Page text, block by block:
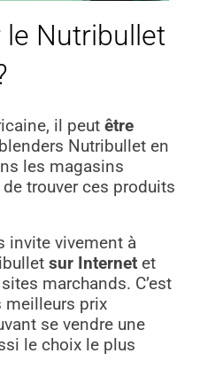
le Nutribullet
il peut être
Nutribullet en
les magasins
trouver ces produits
invite vivement à
sur Internetet
marchands. C’est
meilleurs prix
se vendre une
le choix le plus